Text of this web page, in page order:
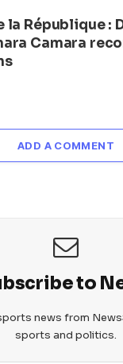
la République :
Camara
ADD A COMMENT
to
news from
sports and politics.